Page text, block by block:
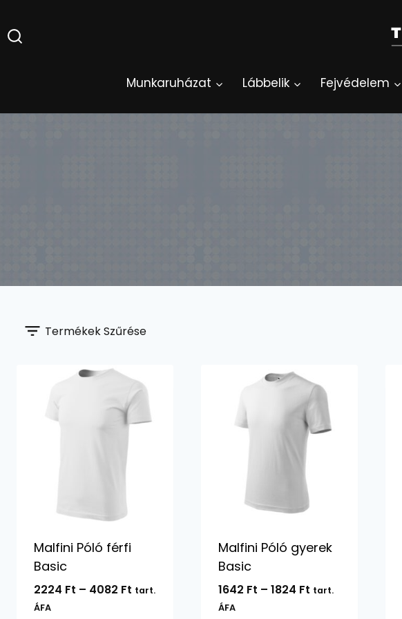
to
content
Munkaruházat Lábbelik Fejvédelem
Termékek Szűrése
Malfini Póló férfi
Basic
2224 Ft – 4082 FtÁrtartomány:
tart.
ÁFA
Malfini Póló gyerek
Basic
1642 Ft – 1824 FtÁrtartomány:
tart.
ÁFA